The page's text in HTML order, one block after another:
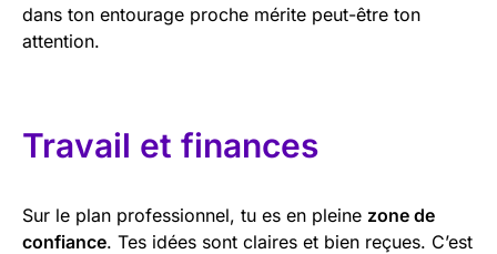
dans ton entourage proche mérite peut-être ton
attention.
Travail et finances
Sur le plan professionnel, tu es en pleine zone de
confiance. Tes idées sont claires et bien reçues. C’est